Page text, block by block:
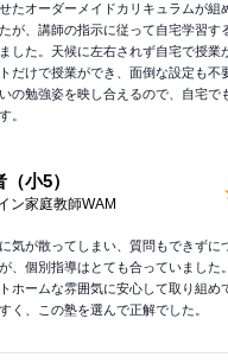
たオーダーメイドカリキュラムが組
が、講師の指示に従って自宅学習す
した。天候に左右されず自宅で授業
だけで授業ができ、面倒な設定も不
の勉強姿を映し合えるので、自宅で
。
小5）
ン家庭教師WAM
気が散ってしまい、質問もできずに
、個別指導はとても合っていました
ホームな雰囲気に安心して取り組め
く、この塾を選んで正解でした。